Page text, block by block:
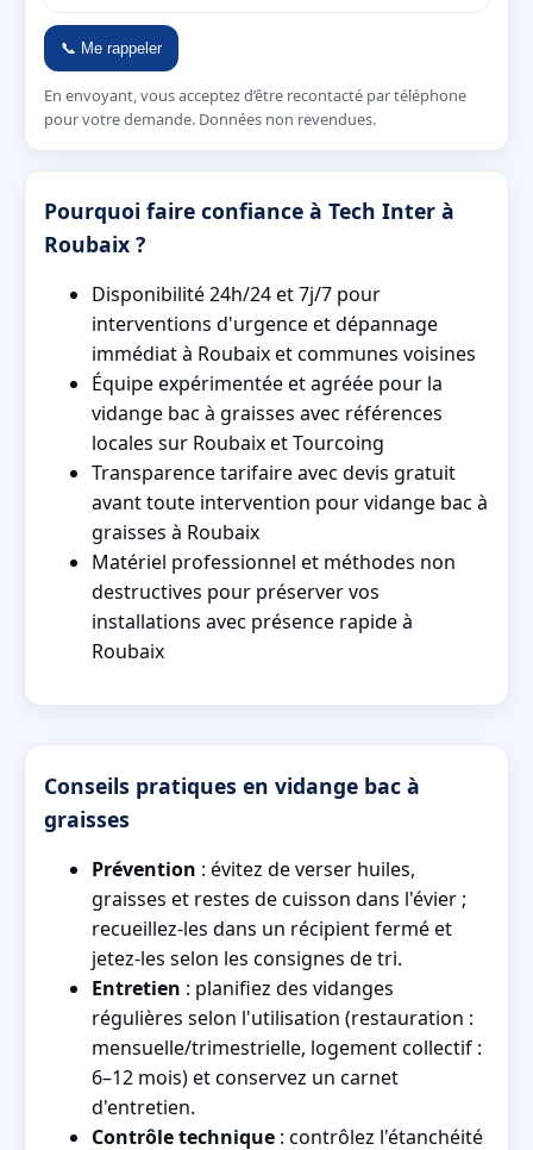
📞 Me rappeler
En envoyant, vous acceptez d’être recontacté par téléphone
pour votre demande. Données non revendues.
Pourquoi faire confiance à Tech Inter à
Roubaix ?
Disponibilité 24h/24 et 7j/7 pour
interventions d'urgence et dépannage
immédiat à Roubaix et communes voisines
Équipe expérimentée et agréée pour la
vidange bac à graisses avec références
locales sur Roubaix et Tourcoing
Transparence tarifaire avec devis gratuit
avant toute intervention pour vidange bac à
graisses à Roubaix
Matériel professionnel et méthodes non
destructives pour préserver vos
installations avec présence rapide à
Roubaix
Conseils pratiques en vidange bac à
graisses
Prévention : évitez de verser huiles,
graisses et restes de cuisson dans l'évier ;
recueillez-les dans un récipient fermé et
jetez-les selon les consignes de tri.
Entretien : planifiez des vidanges
régulières selon l'utilisation (restauration :
mensuelle/trimestrielle, logement collectif :
6–12 mois) et conservez un carnet
d'entretien.
Contrôle technique : contrôlez l'étanchéité